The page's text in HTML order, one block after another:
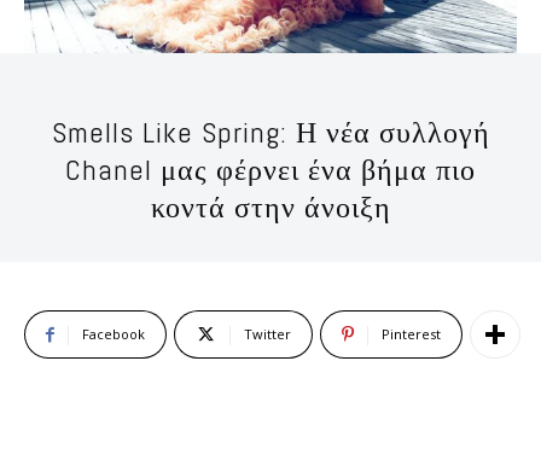
Smells Like Spring: Η νέα συλλογή
Chanel μας φέρνει ένα βήμα πιο
κοντά στην άνοιξη
Facebook Twitter Pinterest